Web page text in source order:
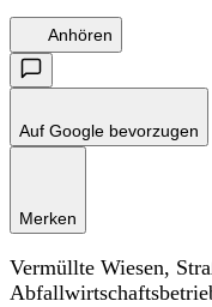
Anhören
Auf Google bevorzugen
Merken
Vermüllte Wiesen,